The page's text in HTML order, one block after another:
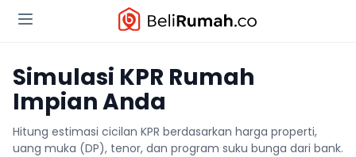
Simulasi KPR Rumah
Impian Anda
Hitung estimasi cicilan KPR berdasarkan harga properti,
uang muka (DP), tenor, dan program suku bunga dari bank.